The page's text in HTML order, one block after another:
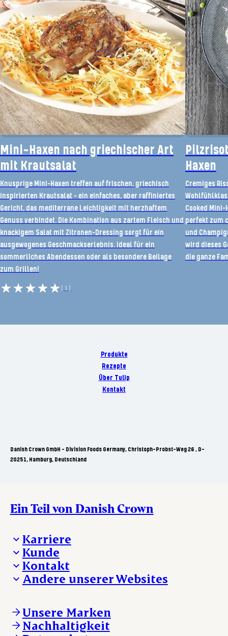
Mini-Haxen nach griechischer Art
mit Krautsalat
Knusprige Mini-Haxen treffen auf frischen, griechisch
inspirierten Krautsalat – ein einfaches, aber raffiniertes
Gericht, das mediterrane Leichtigkeit mit herzhaftem
Genuss verbindet. Die Kombination aus zartem Fleisch und
knackigem Salat mit Zitronen-Dressing sorgt für ein
ausgewogenes Geschmackserlebnis. Ideal für ein
sommerliches Abendessen oder als besondere Beilage
zum Grillen!
(1)
Haxen
Cremiges
Cooked
perfekt zum
und
wird dieses
die ganze
Produkte
Rezepte
Über Tulip
Kontakt
Danish Crown GmbH - Division Foods Germany, Christoph-Probst-Weg 26 , D-
20251, Hamburg, Deutschland
Ein Teil von Danish Crown
Karriere
Deine Karriere bei Danish Crown
Aktuelle Jobangebote
Danish Crown
Kunde
Was wir anbieten
Lebensmittelsicherheit
Kontakt
Aktuelles und Presse
Sonstige Anfragen
Andere unserer Websites
DAT-Schaub.com
ESS-FOOD.com
KLS.se
Unsere Marken
Nachhaltigkeit